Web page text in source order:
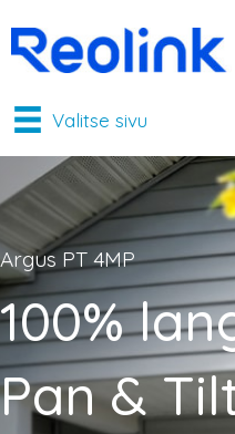
Valitse sivu
Argus PT 4MP
100%
Pan &